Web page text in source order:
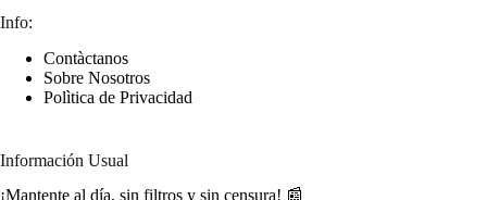
Info:
Contàctanos
Sobre Nosotros
Polìtica de Privacidad
Información Usual
¡Mantente al día, sin filtros y sin censura! 📰